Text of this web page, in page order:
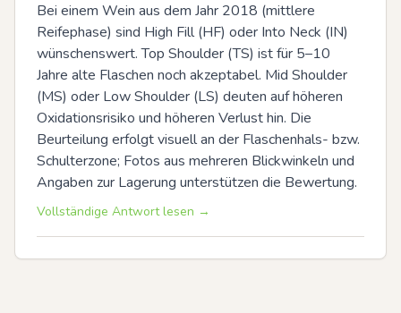
Bei einem Wein aus dem Jahr 2018 (mittlere
Reifephase) sind High Fill (HF) oder Into Neck (IN)
wünschenswert. Top Shoulder (TS) ist für 5–10
Jahre alte Flaschen noch akzeptabel. Mid Shoulder
(MS) oder Low Shoulder (LS) deuten auf höheren
Oxidationsrisiko und höheren Verlust hin. Die
Beurteilung erfolgt visuell an der Flaschenhals- bzw.
Schulterzone; Fotos aus mehreren Blickwinkeln und
Angaben zur Lagerung unterstützen die Bewertung.
Vollständige Antwort lesen →